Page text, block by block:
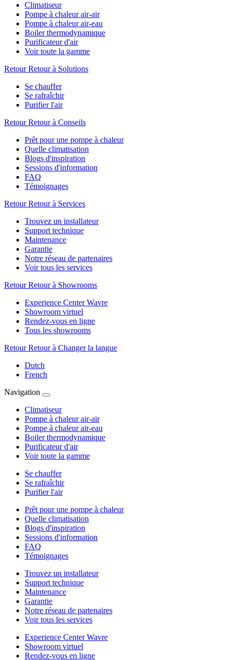
Climatiseur
Pompe à chaleur air-air
Pompe à chaleur air-eau
Boiler thermodynamique
Purificateur d'air
Voir toute la gamme
Retour Retour à Solutions
Se chauffer
Se rafraîchir
Purifier l'air
Retour Retour à Conseils
Prêt pour une pompe à chaleur
Quelle climatisation
Blogs d'inspiration
Sessions d'information
FAQ
Témoignages
Retour Retour à Services
Trouvez un installateur
Support technique
Maintenance
Garantie
Notre réseau de partenaires
Voir tous les services
Retour Retour à Showrooms
Experience Center Wavre
Showroom virtuel
Rendez-vous en ligne
Tous les showrooms
Retour Retour à Changer la langue
Dutch
French
Navigation
Climatiseur
Pompe à chaleur air-air
Pompe à chaleur air-eau
Boiler thermodynamique
Purificateur d'air
Voir toute la gamme
Se chauffer
Se rafraîchir
Purifier l'air
Prêt pour une pompe à chaleur
Quelle climatisation
Blogs d'inspiration
Sessions d'information
FAQ
Témoignages
Trouvez un installateur
Support technique
Maintenance
Garantie
Notre réseau de partenaires
Voir tous les services
Experience Center Wavre
Showroom virtuel
Rendez-vous en ligne